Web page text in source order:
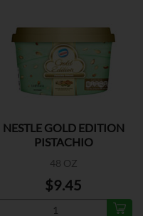
NESTLE GOLD EDITION
PISTACHIO
48 OZ
$9.45